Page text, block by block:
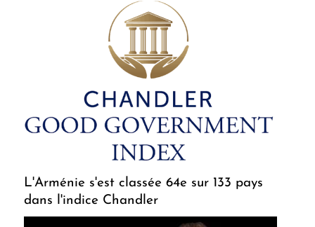
L'Arménie s'est classée 64e sur 133 pays
dans l'indice Chandler